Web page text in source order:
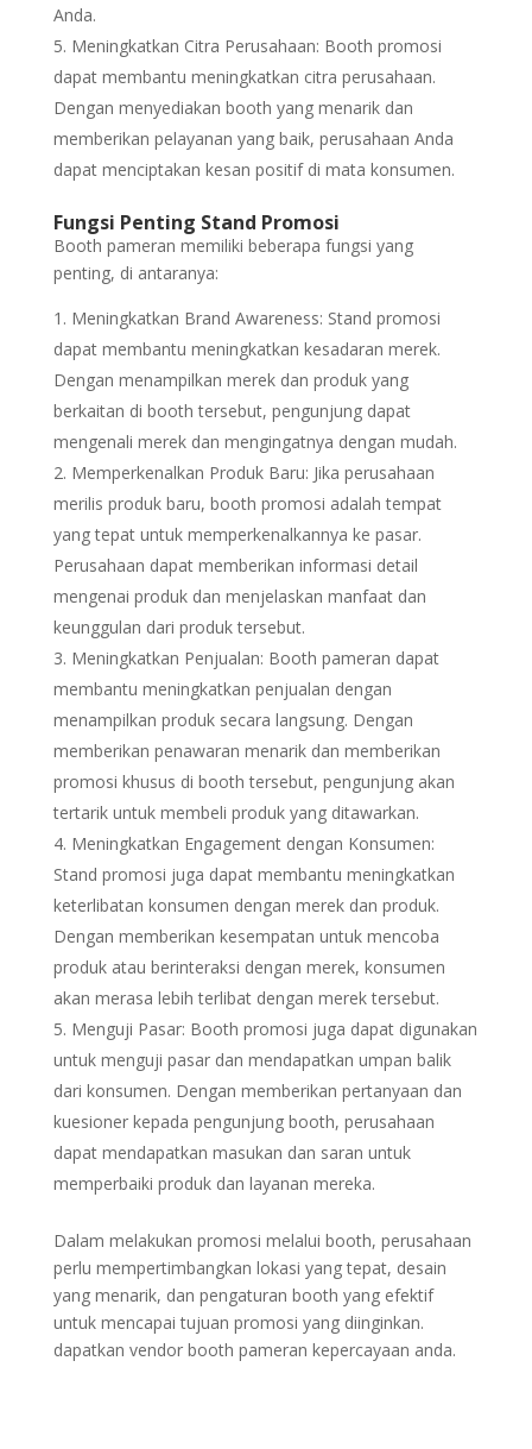
Anda.
Meningkatkan Citra Perusahaan: Booth promosi
dapat membantu meningkatkan citra perusahaan.
Dengan menyediakan booth yang menarik dan
memberikan pelayanan yang baik, perusahaan Anda
dapat menciptakan kesan positif di mata konsumen.
Fungsi Penting Stand Promosi
Booth pameran memiliki beberapa fungsi yang
penting, di antaranya:
Meningkatkan Brand Awareness: Stand promosi
dapat membantu meningkatkan kesadaran merek.
Dengan menampilkan merek dan produk yang
berkaitan di booth tersebut, pengunjung dapat
mengenali merek dan mengingatnya dengan mudah.
Memperkenalkan Produk Baru: Jika perusahaan
merilis produk baru, booth promosi adalah tempat
yang tepat untuk memperkenalkannya ke pasar.
Perusahaan dapat memberikan informasi detail
mengenai produk dan menjelaskan manfaat dan
keunggulan dari produk tersebut.
Meningkatkan Penjualan: Booth pameran dapat
membantu meningkatkan penjualan dengan
menampilkan produk secara langsung. Dengan
memberikan penawaran menarik dan memberikan
promosi khusus di booth tersebut, pengunjung akan
tertarik untuk membeli produk yang ditawarkan.
Meningkatkan Engagement dengan Konsumen:
Stand promosi juga dapat membantu meningkatkan
keterlibatan konsumen dengan merek dan produk.
Dengan memberikan kesempatan untuk mencoba
produk atau berinteraksi dengan merek, konsumen
akan merasa lebih terlibat dengan merek tersebut.
Menguji Pasar: Booth promosi juga dapat digunakan
untuk menguji pasar dan mendapatkan umpan balik
dari konsumen. Dengan memberikan pertanyaan dan
kuesioner kepada pengunjung booth, perusahaan
dapat mendapatkan masukan dan saran untuk
memperbaiki produk dan layanan mereka.
Dalam melakukan promosi melalui booth, perusahaan
perlu mempertimbangkan lokasi yang tepat, desain
yang menarik, dan pengaturan booth yang efektif
untuk mencapai tujuan promosi yang diinginkan.
dapatkan vendor booth pameran kepercayaan anda.